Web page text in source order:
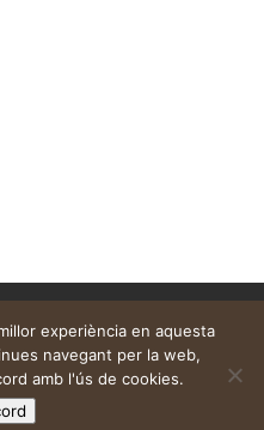
experiència en aquesta
navegant per la web,
amb l'ús de cookies.